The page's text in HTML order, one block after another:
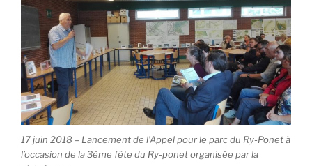
17 juin 2018 – Lancement de l’Appel pour le parc du Ry-Ponet à
l’occasion de la 3ème fête du Ry-ponet organisée par la